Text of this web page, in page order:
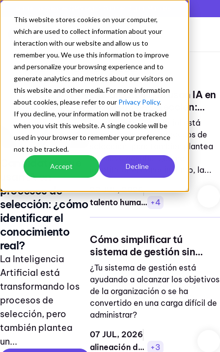
This website stores cookies on your computer,
which are used to collect information about your
interaction with our website and allow us to
remember you. We use this information to improve
and personalize your browsing experience and to
generate analytics and metrics about our visitors on
this website and other media. For more information
about cookies, please refer to our Privacy Policy.
If you decline, your information will not be tracked
when you visit this website. A single cookie will be
used in your browser to remember your preference
not to be tracked.
Accept Decline
Webinars/Ley 2114:2021
talento
humano
+4
Candidatos que
usan IA en
procesos de
selección: ¿cómo
identificar el
conocimiento
real?
La Inteligencia
Artificial está
transformando los
procesos de
selección, pero
también plantea
un...
Candidatos que usan IA en
procesos de selección:
¿cómo identificar el
conocimiento real?
La Inteligencia Artificial está
transformando los procesos de
selección, pero también plantea
un nuevo desafío: ¿cómo
identificar el conocimiento, la...
23 JUL, 2026
talento humano +4
Cómo simplificar tú
sistema de gestión sin
perder cumplimiento
¿Tu sistema de gestión está
ayudando a alcanzar los objetivos
de la organización o se ha
convertido en una carga difícil de
administrar?
07 JUL, 2026
alineación de procesos
+3